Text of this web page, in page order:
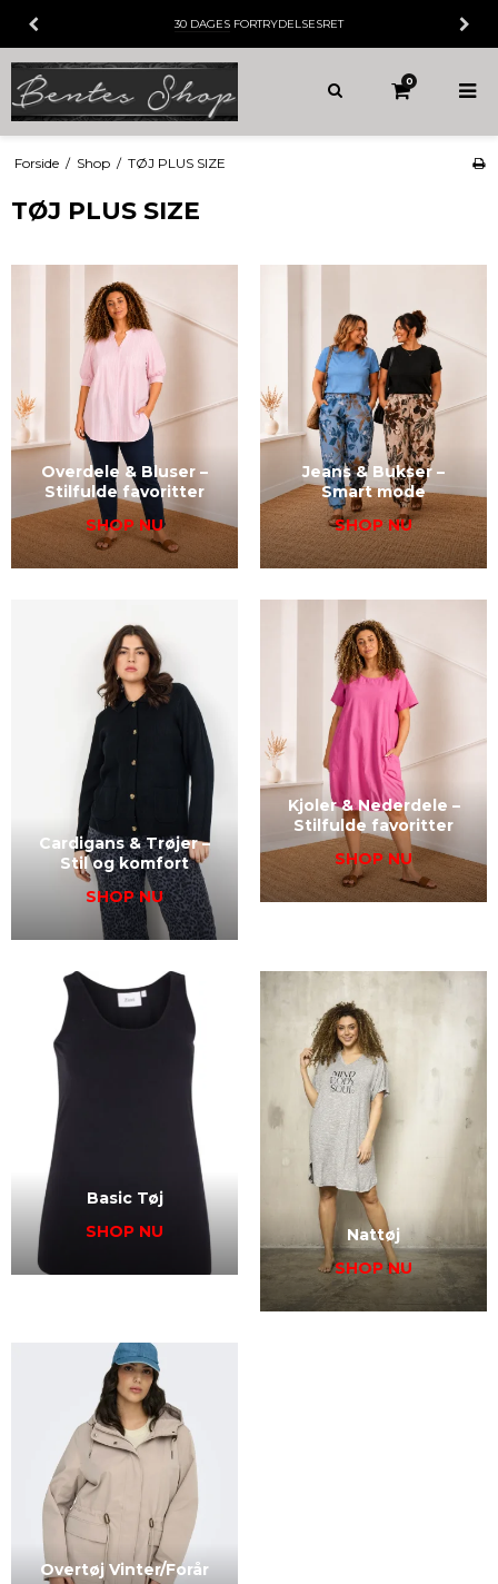
30 DAGES FORTRYDELSESRET
0
Forside / Shop / TØJ PLUS SIZE
TØJ PLUS SIZE
Overdele & Bluser –
Stilfulde favoritter
SHOP NU
Jeans & Bukser –
Smart mode
SHOP NU
Cardigans & Trøjer –
Stil og komfort
SHOP NU
Kjoler & Nederdele –
Stilfulde favoritter
SHOP NU
Basic Tøj
SHOP NU
Nattøj
SHOP NU
Overtøj Vinter/Forår